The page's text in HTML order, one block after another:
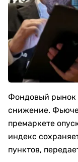
Фондовый рынок
снижение.
премаркете
индекс
пунктов,